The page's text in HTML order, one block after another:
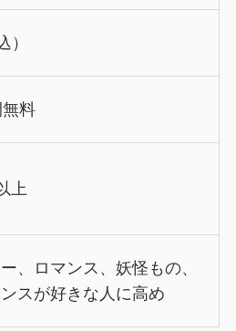
）
料
上
、ロマンス、妖怪もの、
スが好きな人に高め